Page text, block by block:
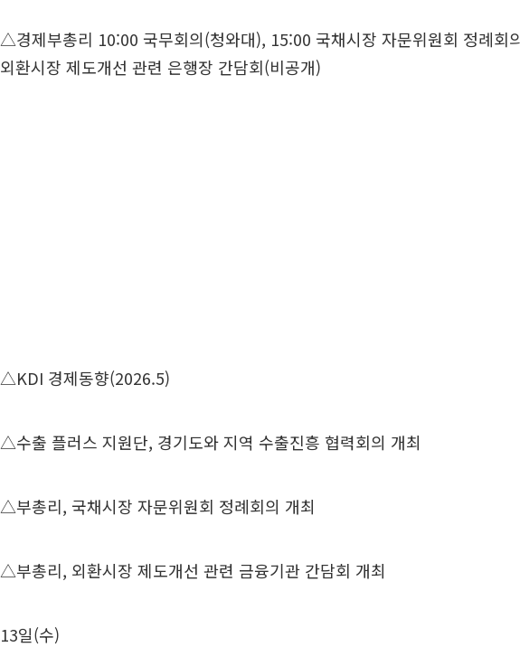
△경제부총리 10:00 국무회의(청와대), 15:00 국채시장 자문위원회 정례회
외환시장 제도개선 관련 은행장 간담회(비공개)
△KDI 경제동향(2026.5)
△수출 플러스 지원단, 경기도와 지역 수출진흥 협력회의 개최
△부총리, 국채시장 자문위원회 정례회의 개최
△부총리, 외환시장 제도개선 관련 금융기관 간담회 개최
13일(수)